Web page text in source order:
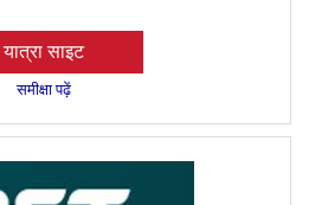
यात्रा साइट
समीक्षा पढ़ें